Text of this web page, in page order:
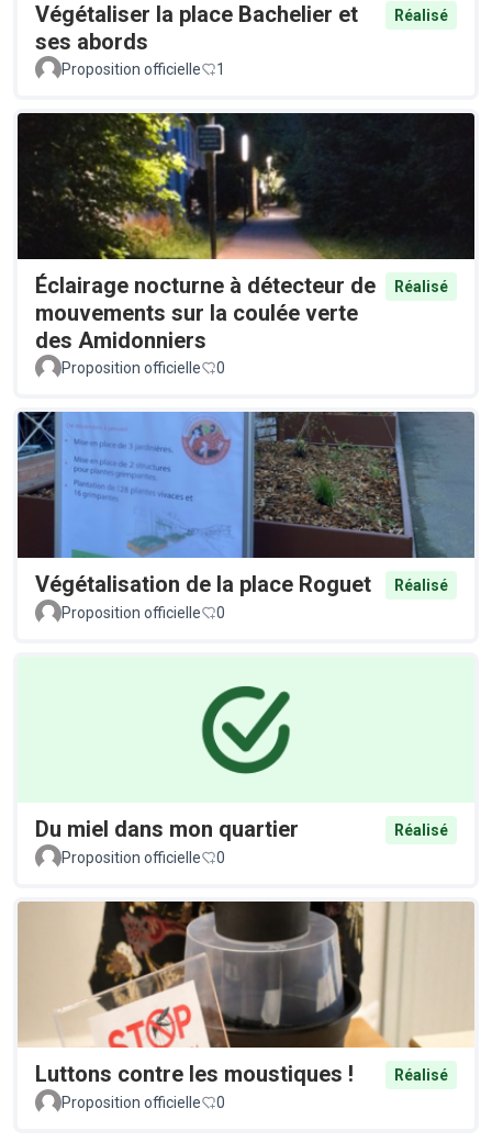
Végétaliser la place Bachelier et
ses abords
Réalisé
Proposition officielle 1
Éclairage nocturne à détecteur de
mouvements sur la coulée verte
des Amidonniers
Réalisé
Proposition officielle 0
Végétalisation de la place Roguet
Réalisé
Proposition officielle
0
Du miel dans mon quartier
Réalisé
Proposition officielle
0
Luttons contre les moustiques !
Réalisé
Proposition officielle
0